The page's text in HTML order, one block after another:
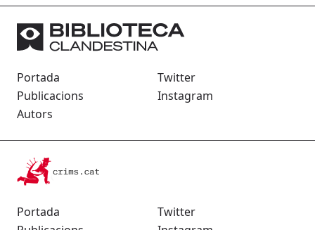
Portada
Publicacions
Autors
Twitter
Instagram
Portada
Twitter